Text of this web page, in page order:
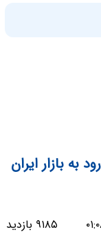
۹۱۸۵ بازدید